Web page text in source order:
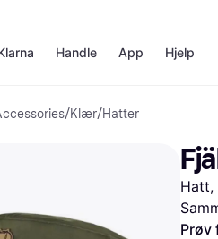
Betal nå
Betal i 3
Betal innen
Finansiering
Handle App Hjelp
/Klær/Hatter
Hatt,
Prøv